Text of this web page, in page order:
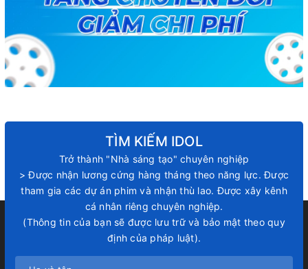
TÌM KIẾM IDOL
Trở thành "Nhà sáng tạo" chuyên nghiệp
> Được nhận lương cứng hàng tháng theo năng lực. Được
tham gia các dự án phim và nhận thù lao. Được xây kênh
cá nhân riêng chuyên nghiệp.
(Thông tin của bạn sẽ được lưu trữ và bảo mật theo quy
định của pháp luật).